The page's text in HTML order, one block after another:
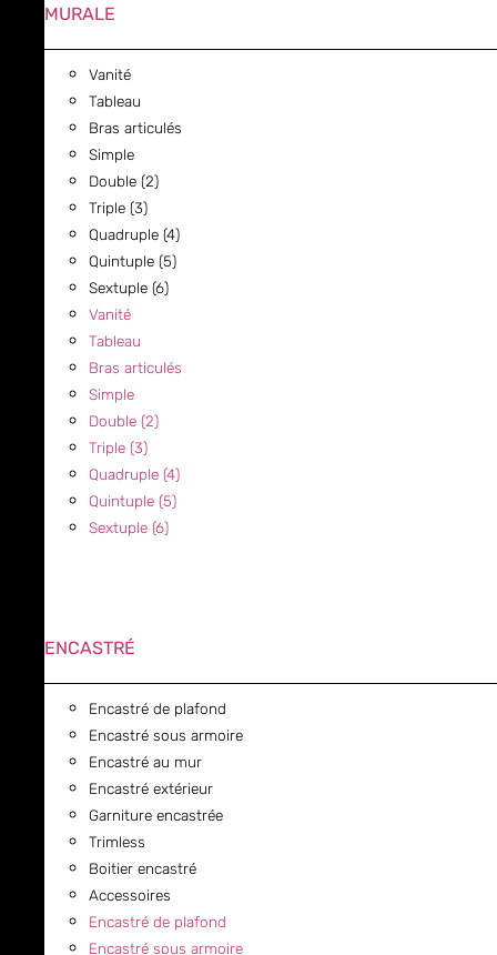
MURALE
Vanité
Tableau
Bras articulés
Simple
Double (2)
Triple (3)
Quadruple (4)
Quintuple (5)
Sextuple (6)
Vanité
Tableau
Bras articulés
Simple
Double (2)
Triple (3)
Quadruple (4)
Quintuple (5)
Sextuple (6)
ENCASTRÉ
Encastré de plafond
Encastré sous armoire
Encastré au mur
Encastré extérieur
Garniture encastrée
Trimless
Boitier encastré
Accessoires
Encastré de plafond
Encastré sous armoire